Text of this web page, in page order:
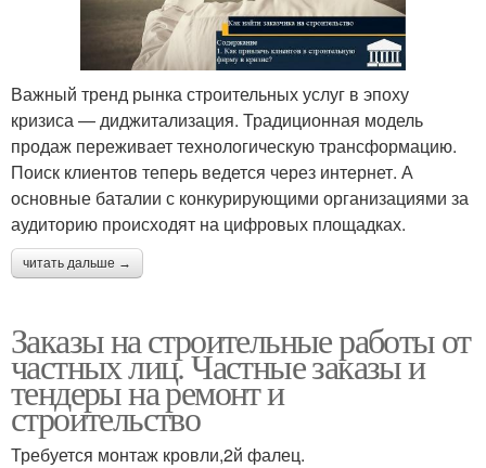
Важный тренд рынка строительных услуг в эпоху
кризиса — диджитализация. Традиционная модель
продаж переживает технологическую трансформацию.
Поиск клиентов теперь ведется через интернет. А
основные баталии с конкурирующими организациями за
аудиторию происходят на цифровых площадках.
читать дальше →
Заказы на строительные работы от
частных лиц. Частные заказы и
тендеры на ремонт и
строительство
Требуется монтаж кровли,2й фалец.